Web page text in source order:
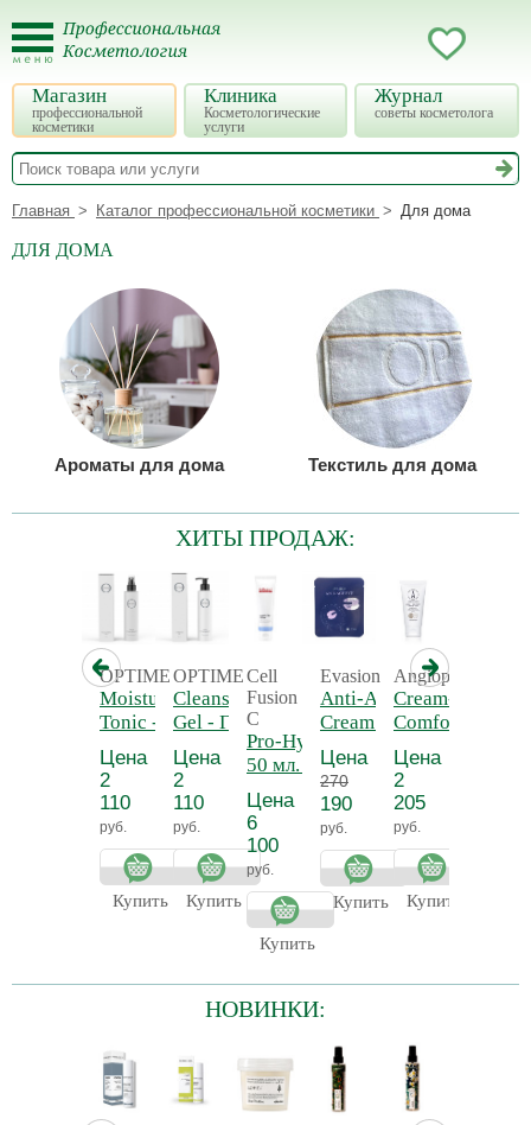
Магазин
профессиональной
косметики
Клиника
Косметологические
услуги
Журнал
советы косметолога
Главная Каталог профессиональной косметики Для дома
ДЛЯ ДОМА
Ароматы для дома Текстиль для дома
ХИТЫ ПРОДАЖ:
OPTIME
Moisturising
Tonic -
Увлажняющий
тоник для
лица
Цена
2
110
руб.
Купить
OPTIME
Cleansing
Gel - Гель
очищающий
Цена
2
110
руб.
Купить
Cell
Fusion
C
Pro-Hydra Cream,
50 мл. -
Регенерирующий
крем 4D
увлажнение
Цена
6
100
руб.
Купить
Evasion
Anti-Age Eye
Cream Patches -
Антивозрастные
патчи для глаз
(1 пара)
Цена
270
190
руб.
Купить
Angiopharm
Cream-
Comfort
Omega 3-6-
9, 50 мл. -
Крем-
комфорт с
комплексом
Омега
3*6*9
Цена
2
205
руб.
Купить
НОВИНКИ: